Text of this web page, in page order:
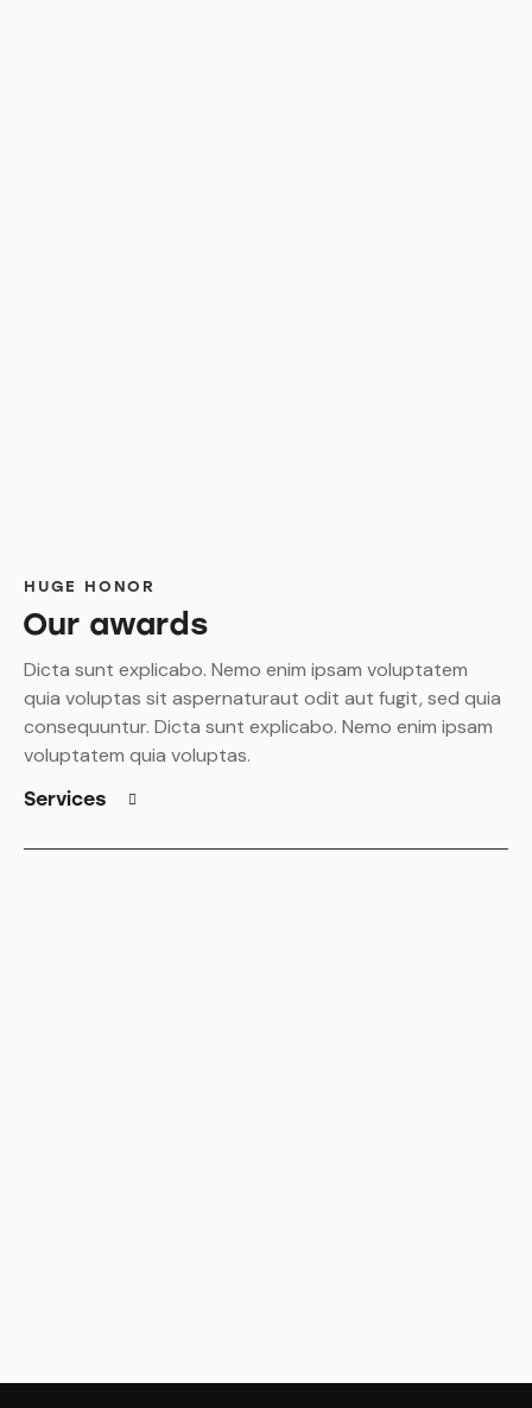
HUGE HONOR
Our awards
Dicta sunt explicabo. Nemo enim ipsam voluptatem
quia voluptas sit aspernaturaut odit aut fugit, sed quia
consequuntur. Dicta sunt explicabo. Nemo enim ipsam
voluptatem quia voluptas.
Services